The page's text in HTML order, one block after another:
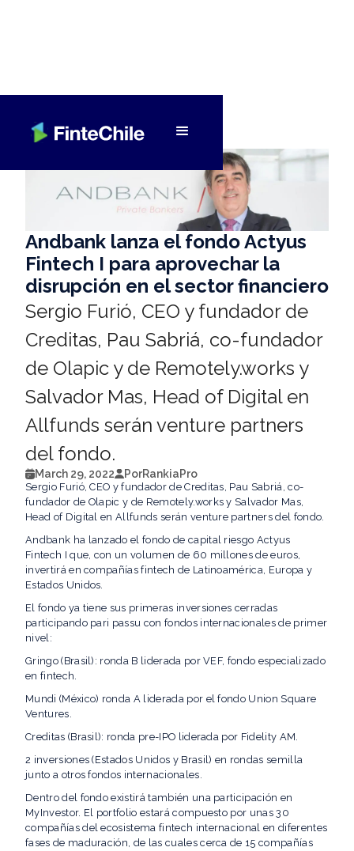
Andbank lanza el fondo Actyus
Fintech I para aprovechar la
disrupción en el sector financiero
Sergio Furió, CEO y fundador de
Creditas, Pau Sabriá, co-fundador
de Olapic y de Remotely.works y
Salvador Mas, Head of Digital en
Allfunds serán venture partners
del fondo.
March 29, 2022 PorRankiaPro
Sergio Furió, CEO y fundador de Creditas, Pau Sabriá, co-
fundador de Olapic y de Remotely.works y Salvador Mas,
Head of Digital en Allfunds serán venture partners del fondo.
Andbank ha lanzado el fondo de capital riesgo Actyus
Fintech I que, con un volumen de 60 millones de euros,
invertirá en compañías fintech de Latinoamérica, Europa y
Estados Unidos.
El fondo ya tiene sus primeras inversiones cerradas
participando pari passu con fondos internacionales de primer
nivel:
Gringo (Brasil): ronda B liderada por VEF, fondo especializado
en fintech.
Mundi (México) ronda A liderada por el fondo Union Square
Ventures.
Creditas (Brasil): ronda pre-IPO liderada por Fidelity AM.
2 inversiones (Estados Unidos y Brasil) en rondas semilla
junto a otros fondos internacionales.
Dentro del fondo existirá también una participación en
MyInvestor. El portfolio estará compuesto por unas 30
compañías del ecosistema fintech internacional en diferentes
fases de maduración, de las cuales cerca de 15 compañías